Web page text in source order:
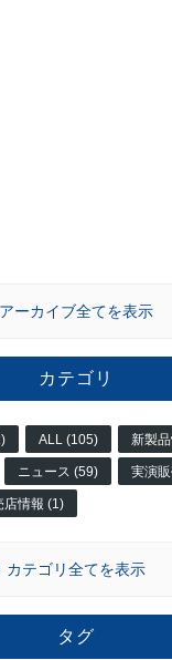
アーカイブ全てを表示
カテゴリ
ALL (105) 新製
ニュース (59) 実演
店情報 (1)
カテゴリ全てを表示
タグ